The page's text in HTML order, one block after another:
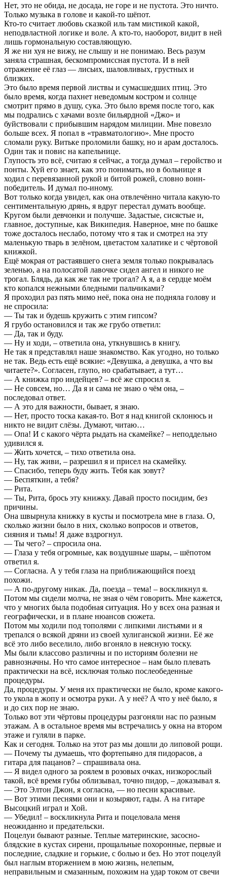
Нет, это не обида, не досада, не горе и не пустота. Это ничто.
Только музыка в голове и какой-то шёпот.
Кто-то считает любовь сказкой иль там мистикой какой,
неподвластной логике и воле. А кто-то, наоборот, видит в ней
лишь гормональную составляющую.
Я же ни хуя не вижу, не слышу и не понимаю. Весь разум
заняла страшная, бескомпромиссная пустота. И в ней
отражение её глаз — лисьих, шаловливых, грустных и
близких.
Это было время первой листвы и сумасшедших птиц. Это
было время, когда пахнет неведомым костром и солнце
смотрит прямо в душу, сука. Это было время после того, как
мы подрались с хачами возле бильярдной «Джо» и
буйствовали с прибывшим нарядом милиции. Мне повезло
больше всех. Я попал в «травматологию». Мне просто
сломали руку. Витьке проломили башку, но и арам досталось.
Один так и повис на капельнице.
Глупость это всё, считаю я сейчас, а тогда думал – геройство и
понты. Хуй его знает, как это понимать, но в больнице я
ходил с перевязанной рукой и битой рожей, словно воин-
победитель. И думал по-иному.
Вот только когда увидел, как она отвлечённо читала какую-то
сентиментальную дрянь, я вдруг перестал думать вообще.
Кругом были девчонки и получше. Задастые, сисястые и,
главное, доступные, как Википедия. Наверное, мне по башке
тоже досталось неслабо, потому что я так и смотрел на эту
маленькую тварь в зелёном, цветастом халатике и с чёртовой
книжкой.
Ещё мокрая от растаявшего снега земля только покрывалась
зеленью, а на полосатой лавочке сидел ангел и никого не
трогал. Блядь, да как же так не трогал? А я, а в сердце моём
кто копался нежными бледными пальчиками?
Я проходил раз пять мимо неё, пока она не подняла голову и
не спросила:
— Ты так и будешь кружить с этим гипсом?
Я грубо остановился и так же грубо ответил:
— Да, так и буду.
— Ну и ходи, – ответила она, уткнувшись в книгу.
Не так я представлял наше знакомство. Как угодно, но только
не так. Ведь есть ещё всякие: «Девушка, а девушка, а что вы
читаете?». Согласен, глупо, но срабатывает, а тут…
— А книжка про индейцев? – всё же спросил я.
— Не совсем, но… Да я и сама не знаю о чём она, –
последовал ответ.
— А это для важности, бывает, я знаю.
— Нет, просто тоска какая-то. Вот я над книгой склонюсь и
никто не видит слёзы. Думают, читаю…
— Опа! И с какого чёрта рыдать на скамейке? – неподдельно
удивился я.
— Жить хочется, – тихо ответила она.
— Ну, так живи, – разрешил я и присел на скамейку.
— Спасибо, теперь буду жить. Тебя как зовут?
— Беспяткин, а тебя?
— Рита.
— Ты, Рита, брось эту книжку. Давай просто посидим, без
причины.
Она швырнула книжку в кусты и посмотрела мне в глаза. О,
сколько жизни было в них, сколько вопросов и ответов,
сияния и тьмы! Я даже вздрогнул.
— Ты чего? – спросила она.
— Глаза у тебя огромные, как воздушные шары, – шёпотом
ответил я.
— Согласна. А у тебя глаза на приближающийся поезд
похожи.
— А по-другому никак. Да, поезда – тема! – воскликнул я.
Потом мы сидели молча, не зная о чём говорить. Мне кажется,
что у многих была подобная ситуация. Но у всех она разная и
географически, и в плане нюансов сюжета.
Потом мы ходили под тополями с липкими листьями и я
трепался о всякой дряни из своей хулиганской жизни. Её же
всё это либо веселило, либо вгоняло в неясную тоску.
Мы были классово различны и по историям болезни не
равнозначны. Но что самое интересное – нам было плевать
практически на всё, исключая только послеобеденные
процедуры.
Да, процедуры. У меня их практически не было, кроме какого-
то укола в жопу и осмотра руки. А у неё? А что у неё было, я
и до сих пор не знаю.
Только вот эти чёртовы процедуры разгоняли нас по разным
этажам. А в остальное время мы встречались у окна на втором
этаже и гуляли в парке.
Как и сегодня. Только на этот раз мы дошли до липовой рощи.
— Почему ты думаешь, что фортепьяно для пидорасов, а
гитара для пацанов? – спрашивала она.
— Я видел одного за роялем в розовых очках, низкорослый
такой, всё время губы облизывал, точно пидор, – доказывал я.
— Это Элтон Джон, я согласна, — но песни красивые.
— Вот этими песнями они и козыряют, гады. А на гитаре
Высоцкий играл и Хой.
— Убедил! – воскликнула Рита и поцеловала меня
неожиданно и предательски.
Поцелуи бывают разные. Теплые материнские, засосно-
блядские в кустах сирени, прощальные похоронные, первые и
последние, сладкие и горькие, с болью и без. Но этот поцелуй
был наглым вторжением в мою жизнь, нелепым,
неправильным и смазанным, похожим на удар током от свечи